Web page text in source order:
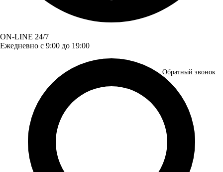
ON-LINE 24/7
Ежедневно с 9:00 до 19:00
Обратный звонок